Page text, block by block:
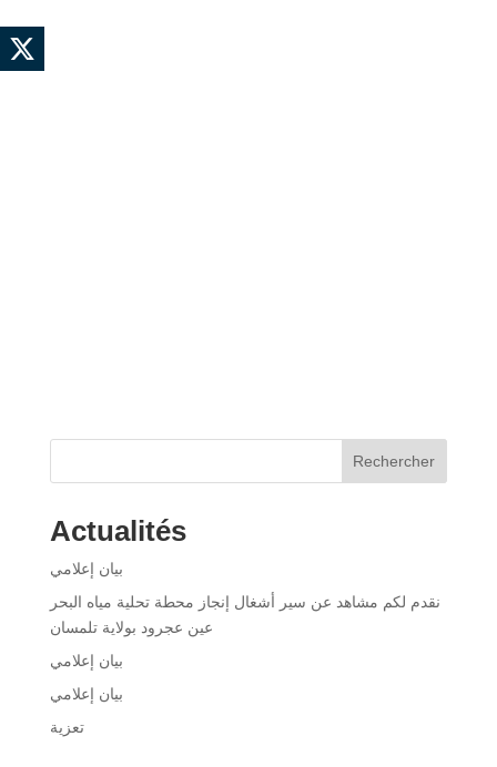
Rechercher
Actualités
بيان إعلامي
نقدم لكم مشاهد عن سير أشغال إنجاز محطة تحلية مياه البحر
عين عجرود بولاية تلمسان
بيان إعلامي
بيان إعلامي
تعزية